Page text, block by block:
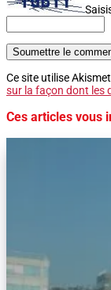
Soumettre le
Ce site utilise
sur la façon dont les
Ces articles vous